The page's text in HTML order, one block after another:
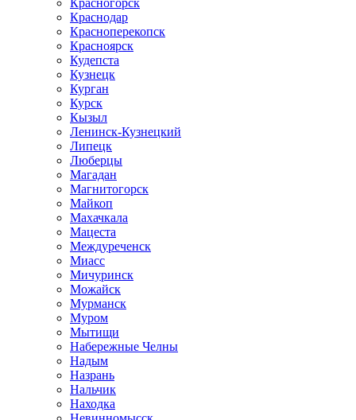
Красногорск
Краснодар
Красноперекопск
Красноярск
Кудепста
Кузнецк
Курган
Курск
Кызыл
Ленинск-Кузнецкий
Липецк
Люберцы
Магадан
Магнитогорск
Майкоп
Махачкала
Мацеста
Междуреченск
Миасс
Мичуринск
Можайск
Мурманск
Муром
Мытищи
Набережные Челны
Надым
Назрань
Нальчик
Находка